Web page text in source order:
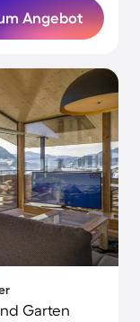
Angebot
Garten